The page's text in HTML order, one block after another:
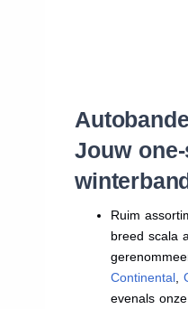
Jouw
Ruim
breed scala
Continental ,
evenals